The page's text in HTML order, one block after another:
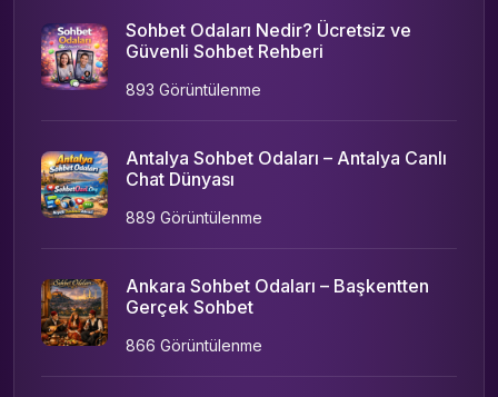
Sohbet Odaları Nedir? Ücretsiz ve
Güvenli Sohbet Rehberi
893 Görüntülenme
Antalya Sohbet Odaları – Antalya Canlı
Chat Dünyası
889 Görüntülenme
Ankara Sohbet Odaları – Başkentten
Gerçek Sohbet
866 Görüntülenme